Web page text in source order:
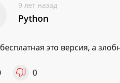
9 лет назад
Python
это версия, а
0